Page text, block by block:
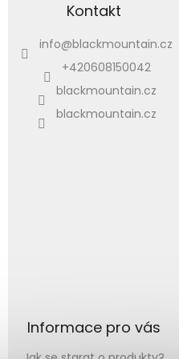
Kontakt
info@blackmountain.cz
+420608150042
blackmountain.cz
blackmountain.cz
Informace pro vás